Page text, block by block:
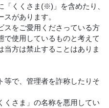
「くくさま(※)」を含めたり、
があります。
スをご愛用くださっている方
で使用しているものと考えて
当方は禁止することはありま
等で、管理者を詐称したりそ
くさま」の名称を悪用してい